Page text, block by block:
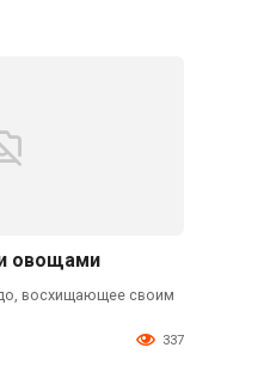
овощами
восхищающее своим
337